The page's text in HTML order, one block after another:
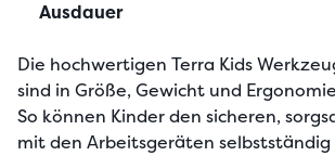
Ausdauer
Die hochwertigen Terra Kids
sind in Größe, Gewicht und
So können Kinder den sicheren,
mit den Arbeitsgeräten selbstständig